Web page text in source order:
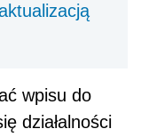
wpisu do
działalności